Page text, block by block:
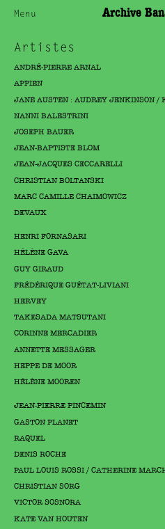
Menu Archive
Artistes
ANDRÉ-PIERRE ARNAL
APPIEN
JANE AUSTEN : AUDREY JENKINSON /
NANNI BALESTRINI
JOSEPH BAUER
JEAN-BAPTISTE BLOM
JEAN-JACQUES CECCARELLI
CHRISTIAN BOLTANSKI
MARC CAMILLE CHAIMOWICZ
DEVAUX
HENRI FORNASARI
HÉLÈNE GAVA
GUY GIRAUD
FRÉDÉRIQUE GUÉTAT-LIVIANI
HERVEY
TAKESADA MATSUTANI
CORINNE MERCADIER
ANNETTE MESSAGER
HEPPE DE MOOR
HÉLÈNE MOOREN
JEAN-PIERRE PINCEMIN
GASTON PLANET
RAQUEL
DENIS ROCHE
PAUL LOUIS ROSSI / CATHERINE
CHRISTIAN SORG
VICTOR SOSNORA
KATE VAN HOUTEN